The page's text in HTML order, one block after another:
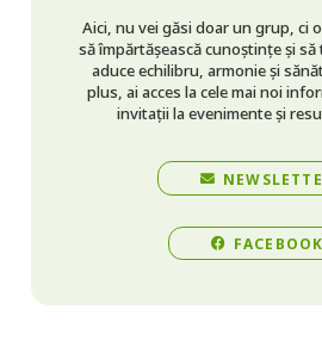
Aici, nu vei găsi doar un grup, ci
să împărtășească cunoștințe și
aduce echilibru, armonie și
plus, ai acces la cele mai noi
invitații la evenimente și
FACEBOOK